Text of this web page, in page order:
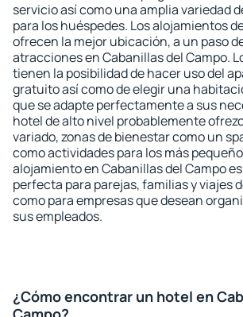
servicio así como una amplia variedad
para los huéspedes. Los alojamientos
ofrecen la mejor ubicación, a un paso
atracciones en Cabanillas del Campo.
tienen la posibilidad de hacer uso del
gratuito así como de elegir una
que se adapte perfectamente a sus
hotel de alto nivel probablemente
variado, zonas de bienestar como un
como actividades para los más
alojamiento en Cabanillas del Campo
perfecta para parejas, familias y viajes
como para empresas que desean
sus empleados.
¿Cómo encontrar un hotel en